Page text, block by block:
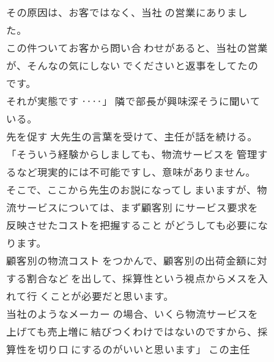
その原因は、お客ではなく、当社 の営業にありまし
た。
この件ついてお客から問い合 わせがあると、当社の営業
が、そんなの気にしない でくださいと返事をしてたの
です。
それが実態です ‥‥」 隣で部長が興味深そうに聞いて
いる。
先を促す 大先生の言葉を受けて、主任が話を続ける。
「そういう経験からしましても、物流サービスを 管理す
るなど現実的には不可能ですし、意味がありません。
そこで、ここから先生のお説になってし まいますが、物
流サービスについては、まず顧客別 にサービス要求を
反映させたコストを把握すること がどうしても必要にな
ります。
顧客別の物流コスト をつかんで、顧客別の出荷金額に対
する割合など を出して、採算性という視点からメスを入
れて行 くことが必要だと思います。
当社のようなメーカー の場合、いくら物流サービスを
上げても売上増に 結びつくわけではないのですから、採
算性を切り口 にするのがいいと思います」 この主任